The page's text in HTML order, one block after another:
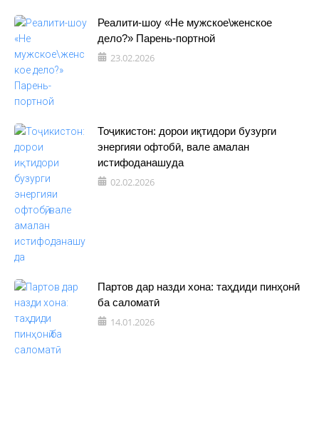
Реалити-шоу «Не мужское\женское
дело?» Парень-портной
23.02.2026
Тоҷикистон: дорои иқтидори бузурги
энергияи офтобӣ, вале амалан
истифоданашуда
02.02.2026
Партов дар назди хона: таҳдиди пинҳонӣ
ба саломатӣ
14.01.2026